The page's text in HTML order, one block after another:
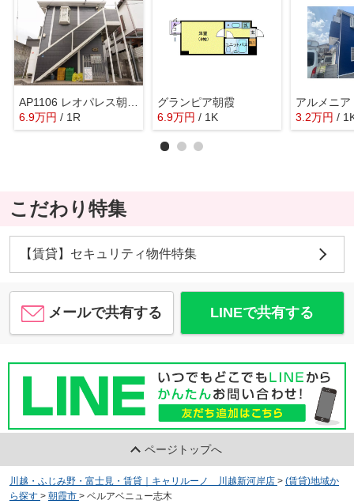
6.9万円 / 1R
グランピア朝霞
6.9万円 / 1K
アルメニア
3.2万円 /
こだわり特集
【賃貸】セキュリティ物件特集
メールで共有する LINEで共有する
ページトップへ
川越・ふじみ野・富士見・賃貸｜キャリルーノ 川越新河岸店 > (賃貸)地域か
ら探す > 朝霞市 > ベルアベニュー志木